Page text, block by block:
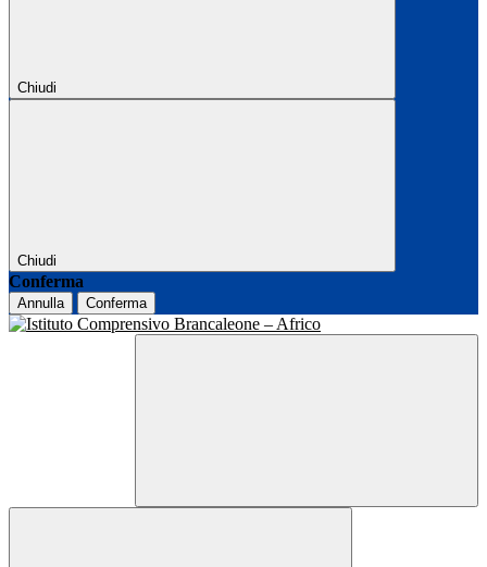
Chiudi
Chiudi
Conferma
Annulla Conferma